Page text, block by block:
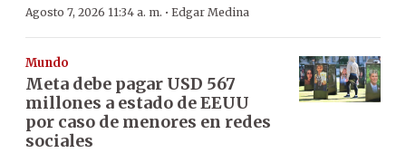
Agosto 7, 2026 11:34 a. m. · Edgar Medina
Mundo
Meta debe pagar USD 567
millones a estado de EEUU
por caso de menores en redes
sociales